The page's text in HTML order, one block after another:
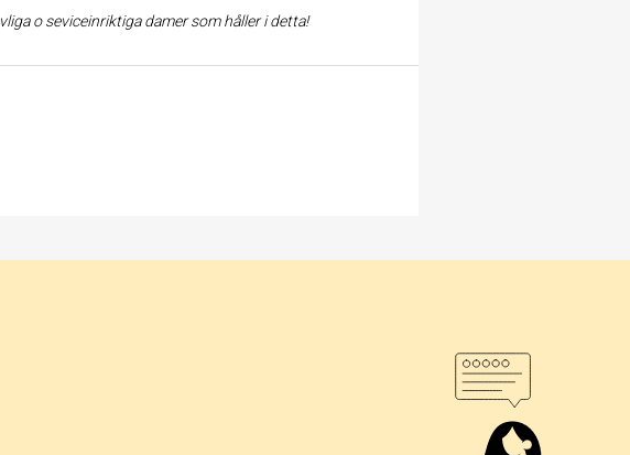
o seviceinriktiga damer som håller i detta!